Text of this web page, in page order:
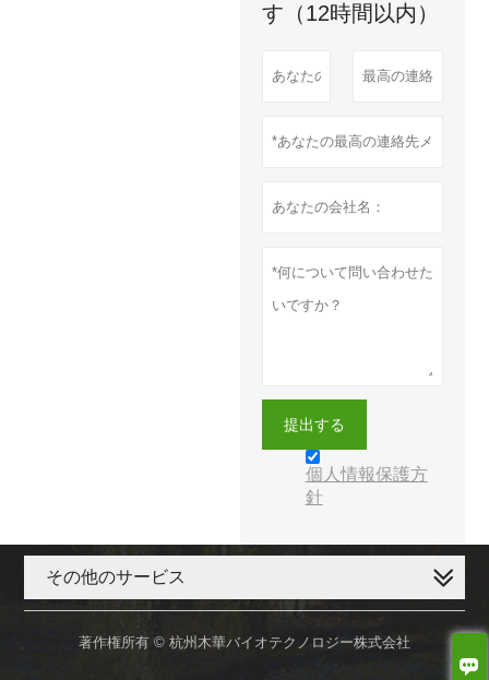

す（12時間以内）
提出する
個人情報保護方
針
その他のサービス
著作権所有 © 杭州木華バイオテクノロジー株式会社